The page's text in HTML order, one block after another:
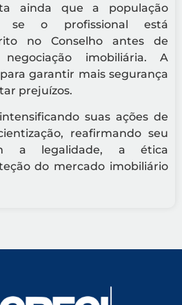
ainda que a população
se o profissional está
no Conselho antes de
imobiliária. A
garantir mais segurança
prejuízos.
suas ações de
reafirmando seu
a legalidade, a ética
do mercado imobiliário